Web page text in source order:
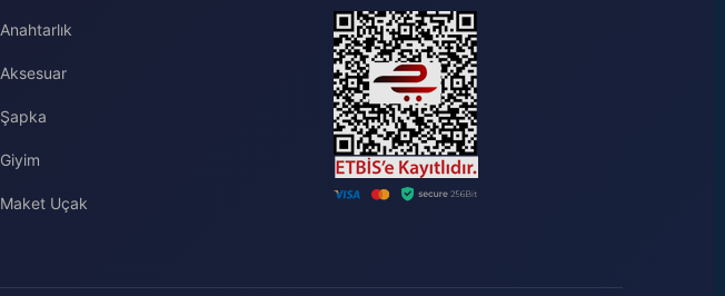
Anahtarlık
Aksesuar
Şapka
Giyim
Maket Uçak